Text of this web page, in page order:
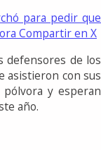
para pedir que
Compartir en X
defensores de los
asistieron con sus
y esperan
año.